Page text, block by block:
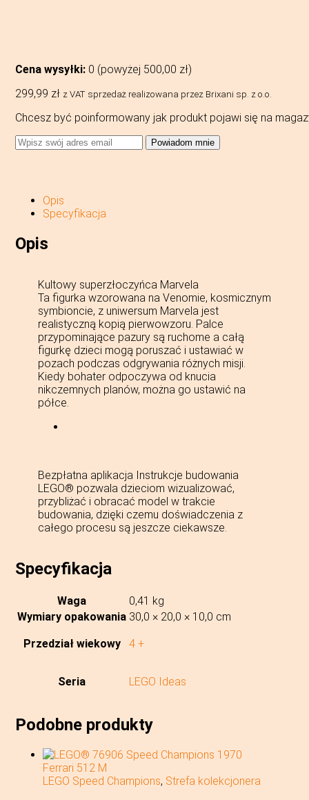
Cena wysyłki: 0 (powyżej 500,00 zł)
299,99 zł z VAT sprzedaż realizowana przez Brixani sp. z o.o.
Chcesz być poinformowany jak produkt pojawi się na
Powiadom mnie
Opis
Specyfikacja
Opis
Kultowy superzłoczyńca Marvela
Ta figurka wzorowana na Venomie, kosmicznym
symbioncie, z uniwersum Marvela jest
realistyczną kopią pierwowzoru. Palce
przypominające pazury są ruchome a całą
figurkę dzieci mogą poruszać i ustawiać w
pozach podczas odgrywania różnych misji.
Kiedy bohater odpoczywa od knucia
nikczemnych planów, można go ustawić na
półce.
Bezpłatna aplikacja Instrukcje budowania
LEGO® pozwala dzieciom wizualizować,
przybliżać i obracać model w trakcie
budowania, dzięki czemu doświadczenia z
całego procesu są jeszcze ciekawsze.
Specyfikacja
Waga
0,41 kg
Wymiary opakowania 30,0 × 20,0 × 10,0 cm
Przedział wiekowy 4 +
Seria LEGO Ideas
Podobne produkty
LEGO Speed Champions, Strefa kolekcjonera